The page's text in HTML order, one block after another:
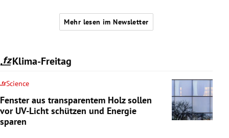
Mehr lesen im Newsletter
Klima-Freitag
Science
Fenster aus transparentem Holz sollen
vor UV-Licht schützen und Energie
sparen